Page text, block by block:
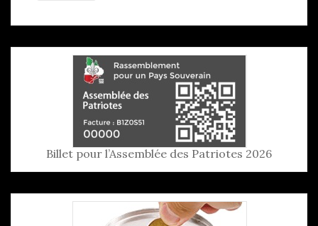
Billet pour l’Assemblée des Patriotes 2026